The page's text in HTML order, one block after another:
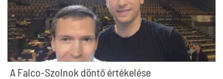
A Falco-Szolnok döntő értékelése